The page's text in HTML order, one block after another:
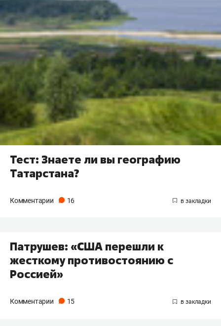
Тест: Знаете ли вы географию
Татарстана?
Комментарии 16
Патрушев: «США перешли к
жесткому противостоянию с
Россией»
Комментарии 15